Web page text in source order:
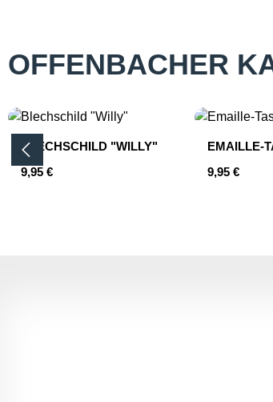
OFFENBACHER
Produktgalerie überspringen
BLECHSCHILD "WILLY"
Regulärer Preis:
9,95 €
EMAILLE-
Regulärer
9,95 €